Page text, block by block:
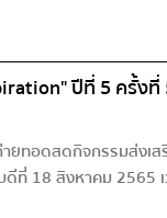
ปีที่ 5 ครั้งที่
อดสดกิจกรรมส่งเส
ที่ 18 สิงหาคม 2565